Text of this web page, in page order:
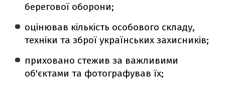
берегової оборони;
оцінював кількість особового складу,
техніки та зброї українських захисників;
приховано стежив за важливими
об'єктами та фотографував їх;